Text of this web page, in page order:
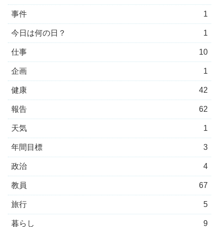
事件 1
今日は何の日？ 1
仕事 10
企画 1
健康 42
報告 62
天気 1
年間目標 3
政治 4
教員 67
旅行 5
暮らし 9